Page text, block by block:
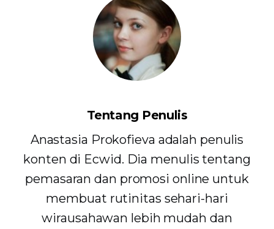
Tentang Penulis
Anastasia Prokofieva adalah penulis
konten di Ecwid. Dia menulis tentang
pemasaran dan promosi online untuk
membuat rutinitas sehari-hari
wirausahawan lebih mudah dan